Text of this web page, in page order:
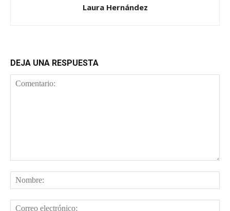
Laura Hernández
DEJA UNA RESPUESTA